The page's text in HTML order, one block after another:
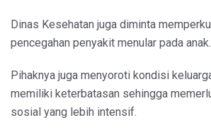
Dinas Kesehatan juga diminta
pencegahan penyakit menular pada anak.
Pihaknya juga menyoroti kondisi
memiliki keterbatasan sehingga
sosial yang lebih intensif.